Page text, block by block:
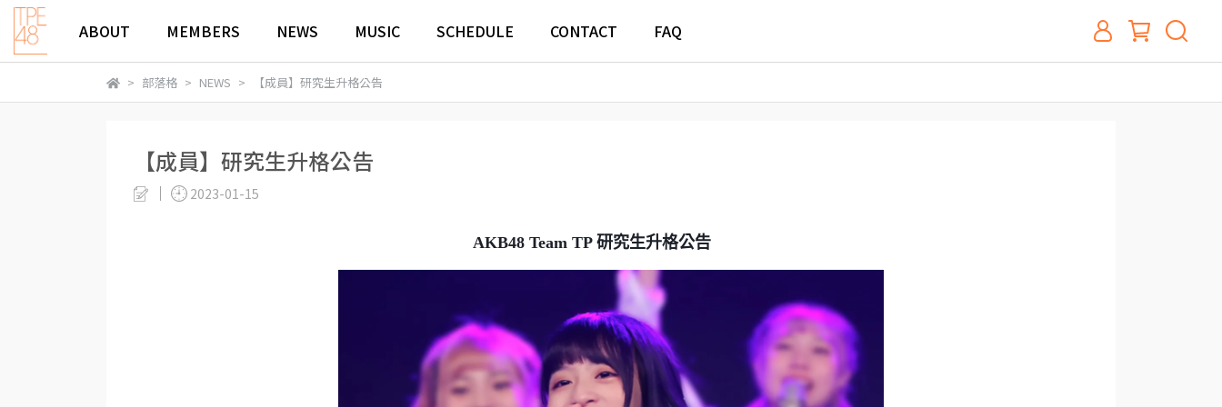
ABOUT MEMBERS NEWS MUSIC SCHEDULE CONTACT FAQ
部落格 NEWS 【成員】研究生升格公告
【成員】研究生升格公告
2023-01-15
AKB48 Team TP 研究生升格公告